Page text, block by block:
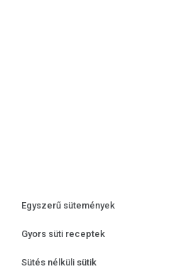
Egyszerű sütemények
Gyors süti receptek
Sütés nélküli sütik